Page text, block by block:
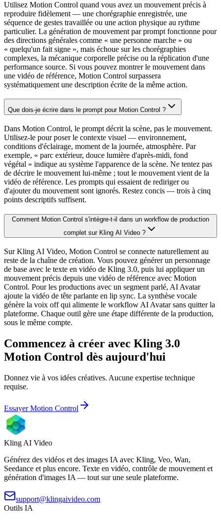
Utilisez Motion Control quand vous avez un mouvement précis à
reproduire fidèlement — une chorégraphie enregistrée, une
séquence de gestes travaillée ou une action physique au rythme
particulier. La génération de mouvement par prompt fonctionne pour
des directions générales comme « une personne marche » ou
« quelqu'un fait signe », mais échoue sur les chorégraphies
complexes, la mécanique corporelle précise ou la réplication d'une
performance source. Si vous pouvez montrer le mouvement dans
une vidéo de référence, Motion Control surpassera
systématiquement une description écrite de la même action.
Que dois-je écrire dans le prompt pour Motion Control ?
Dans Motion Control, le prompt décrit la scène, pas le mouvement.
Utilisez-le pour poser le contexte visuel — environnement,
conditions d'éclairage, moment de la journée, atmosphère. Par
exemple, « parc extérieur, douce lumière d'après-midi, fond
végétal » indique au système l'apparence de la scène. Ne tentez pas
de décrire le mouvement lui-même ; tout le mouvement vient de la
vidéo de référence. Les prompts qui essaient de rediriger ou
d'ajouter du mouvement sont ignorés. Restez concis — trois à cinq
points descriptifs suffisent.
Comment Motion Control s'intègre-t-il dans un workflow de production
complet sur Kling AI Video ?
Sur Kling AI Video, Motion Control se connecte naturellement au
reste de la chaîne de création. Vous pouvez générer un personnage
de base avec le texte en vidéo de Kling 3.0, puis lui appliquer un
mouvement précis depuis une vidéo de référence avec Motion
Control. Pour les productions avec un segment parlé, AI Avatar
ajoute la vidéo de tête parlante en lip sync. La synthèse vocale
génère la voix off qui alimente le workflow AI Avatar sans quitter la
plateforme. Chaque outil gère une étape différente de la production,
sous le même compte.
Commencez à créer avec Kling 3.0
Motion Control dès aujourd'hui
Donnez vie à vos idées créatives. Aucune expertise technique
requise.
Essayer Motion Control
Kling AI Video
Générez des vidéos et des images IA avec Kling, Veo, Wan,
Seedance et plus encore. Texte en vidéo, contrôle de mouvement et
génération d'images IA — tout sur une seule plateforme.
support@klingaivideo.com
Outils IA